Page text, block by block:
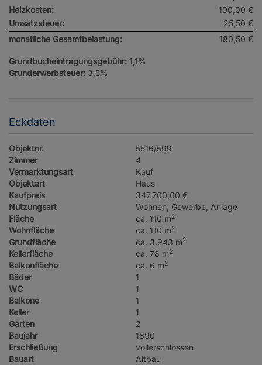
Heizkosten:
100,00 €
Umsatzsteuer:
25,50 €
monatliche Gesamtbelastung:
180,50 €
Grundbucheintragungsgebühr: 1,1%
Grunderwerbsteuer: 3,5%
Eckdaten
Objektnr.
5516/599
Zimmer
4
Vermarktungsart
Kauf
Objektart
Haus
Kaufpreis
347.700,00 €
Nutzungsart
Wohnen Gewerbe Anlage
Fläche
ca. 110 m2
Wohnfläche ca. 110 m2
Grundfläche ca. 3.943 m2
Kellerfläche ca. 78 m2
Balkonfläche ca. 6 m2
Bäder
1
WC
1
Balkone
1
Keller
1
Gärten
2
Baujahr
1890
Erschließung
vollerschlossen
Bauart
Altbau